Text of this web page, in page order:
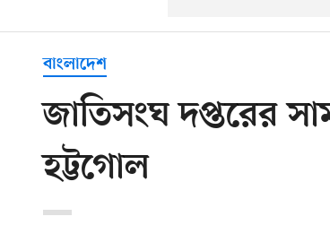
বাংলাদেশ
জাতিসংঘ দপ্তরের
হট্টগোল